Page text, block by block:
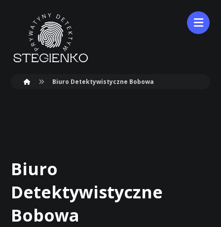
Biuro Detektywistyczne Bobowa
Biuro
Detektywistyczne
Bobowa